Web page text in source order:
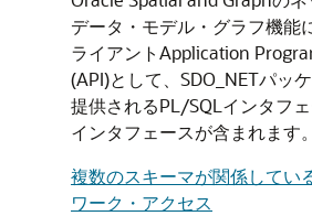
データ・モデル・グラフ機能
ライアントApplication
(API)として、SDO_NETパッ
提供されるPL/SQLインタフ
インタフェースが含まれます。
複数のスキーマが関係してい
ワーク・アクセス